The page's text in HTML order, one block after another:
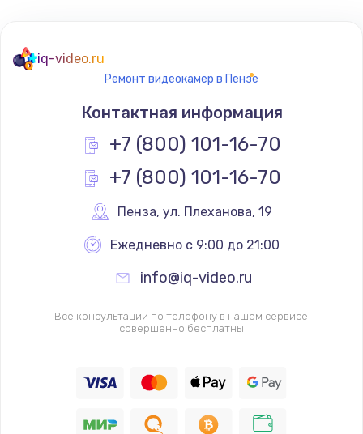
Замена термостата
1200 руб.
Заказать
Замена реле
Замена термопредохранителя
700 руб.
Заказать
2500 руб.
iq-video.ru
Ремонт видеокамер в Пензе
Контактная информация
+7 (800) 101-16-70
+7 (800) 101-16-70
Пенза, ул. Плеханова, 19
Ежедневно с 9:00 до 21:00
info@iq-video.ru
Все консультации по телефону в нашем сервисе
совершенно бесплатны